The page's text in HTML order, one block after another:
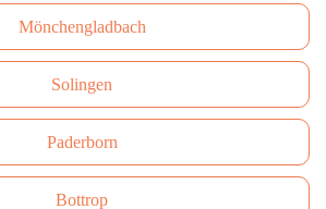
Mönchengladbach
Solingen
Paderborn
Bottrop